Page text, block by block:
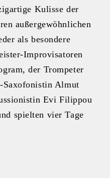
Kulisse der
außergewöhnlichen
als besondere
Improvisatoren
der Trompeter
Almut
Evi Filippou
spielten vier Tage